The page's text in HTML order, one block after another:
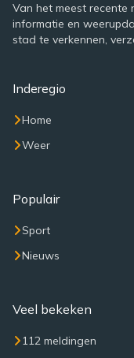
Van het meest
informatie en
stad te verkennen,
Inderegio
Home
Weer
Populair
Sport
Nieuws
Veel bekeken
112 meldingen